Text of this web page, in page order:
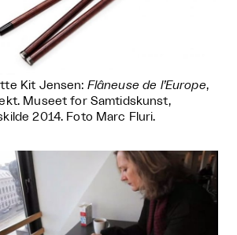
Kit Jensen: Flâneuse de l’Europe,
Museet for Samtidskunst,
2014. Foto Marc Fluri.